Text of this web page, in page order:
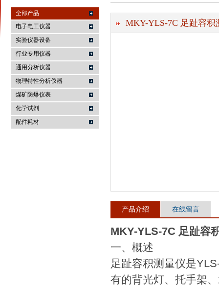
麦科仪（北京）科技有限公司
全部产品
电子电工仪器
实验仪器设备
行业专用仪器
通用分析仪器
物理特性分析仪器
煤矿防爆仪表
化学试剂
配件耗材
MKY-YLS-7C 足趾容积
产品介绍 在线留言
MKY-YLS-7C 足趾容
一、概述
足趾容积测量仪是
有的背光灯、托手架